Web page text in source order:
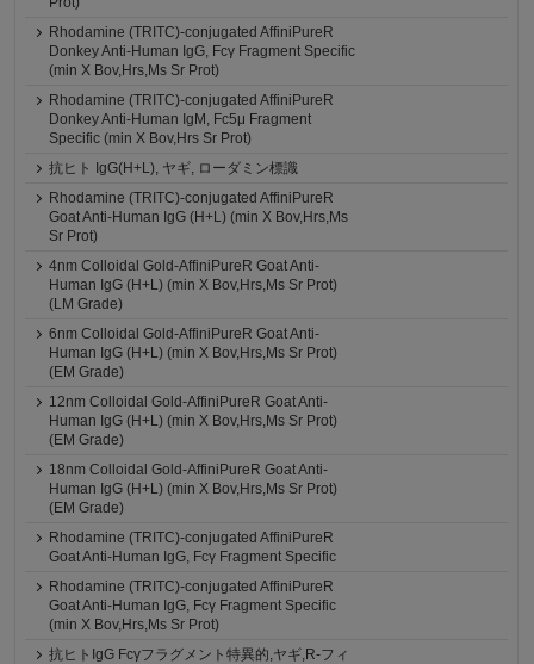
Rhodamine (TRITC)-conjugated AffiniPureR
Donkey Anti-Human IgG, Fcγ Fragment Specific
(min X Bov,Hrs,Ms Sr Prot)
Rhodamine (TRITC)-conjugated AffiniPureR
Donkey Anti-Human IgM, Fc5μ Fragment
Specific (min X Bov,Hrs Sr Prot)
抗ヒト IgG(H+L), ヤギ, ローダミン標識
Rhodamine (TRITC)-conjugated AffiniPureR
Goat Anti-Human IgG (H+L) (min X Bov,Hrs,Ms
Sr Prot)
4nm Colloidal Gold-AffiniPureR Goat Anti-
Human IgG (H+L) (min X Bov,Hrs,Ms Sr Prot)
(LM Grade)
6nm Colloidal Gold-AffiniPureR Goat Anti-
Human IgG (H+L) (min X Bov,Hrs,Ms Sr Prot)
(EM Grade)
12nm Colloidal Gold-AffiniPureR Goat Anti-
Human IgG (H+L) (min X Bov,Hrs,Ms Sr Prot)
(EM Grade)
18nm Colloidal Gold-AffiniPureR Goat Anti-
Human IgG (H+L) (min X Bov,Hrs,Ms Sr Prot)
(EM Grade)
Rhodamine (TRITC)-conjugated AffiniPureR
Goat Anti-Human IgG, Fcγ Fragment Specific
Rhodamine (TRITC)-conjugated AffiniPureR
Goat Anti-Human IgG, Fcγ Fragment Specific
(min X Bov,Hrs,Ms Sr Prot)
抗ヒトIgG Fcγフラグメント特異的,ヤギ,R-フィ